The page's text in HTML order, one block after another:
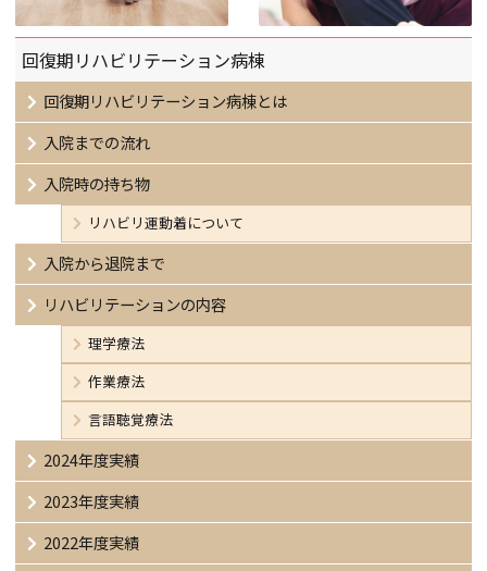
回復期リハビリテーション病棟
回復期リハビリテーション病棟とは
入院までの流れ
入院時の持ち物
リハビリ運動着について
入院から退院まで
リハビリテーションの内容
理学療法
作業療法
言語聴覚療法
2024年度実績
2023年度実績
2022年度実績